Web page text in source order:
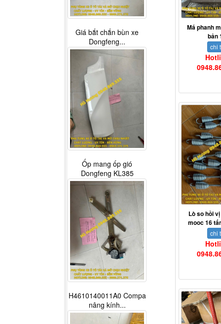
Má phanh
bản
chi
Lò so hồi
mooc 16
chi
Giá bắt chắn bùn xe
Dongfeng...
Ốp mang ốp gió
Dongfeng KL385
H4610140011A0 Compa
nâng kính...